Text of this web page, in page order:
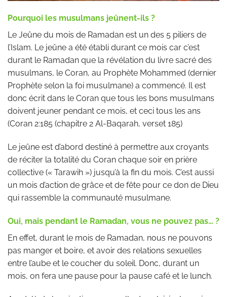
Pourquoi les musulmans jeûnent-ils ?
Le Jeûne du mois de Ramadan est un des 5 piliers de
l’Islam. Le jeûne a été établi durant ce mois car c’est
durant le Ramadan que la révélation du livre sacré des
musulmans, le Coran, au Prophète Mohammed (dernier
Prophète selon la foi musulmane) a commencé. Il est
donc écrit dans le Coran que tous les bons musulmans
doivent jeuner pendant ce mois, et ceci tous les ans
(Coran 2:185 (chapitre 2 Al-Baqarah, verset 185)
Le jeûne est d’abord destiné à permettre aux croyants
de réciter la totalité du Coran chaque soir en prière
collective (« Tarawih ») jusqu’à la fin du mois. C’est aussi
un mois d’action de grâce et de fête pour ce don de Dieu
qui rassemble la communauté musulmane.
Oui, mais pendant le Ramadan, vous ne pouvez pas… ?
En effet, durant le mois de Ramadan, nous ne pouvons
pas manger et boire, et avoir des relations sexuelles
entre l’aube et le coucher du soleil. Donc, durant un
mois, on fera une pause pour la pause café et le lunch.